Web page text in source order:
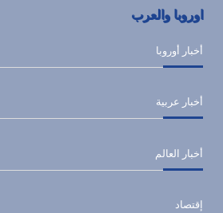
اوروبا والعرب
أخبار أوروبا
أخبار عربية
أخبار العالم
إقتصاد